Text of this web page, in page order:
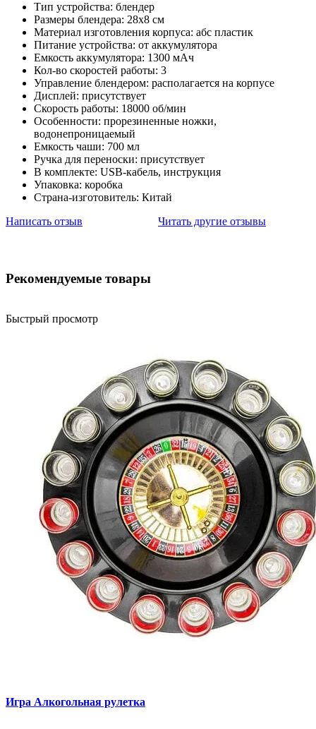
Тип устройства: блендер
Размеры блендера: 28х8 см
Материал изготовления корпуса: абс пластик
Питание устройства: от аккумулятора
Емкость аккумулятора: 1300 мАч
Кол-во скоростей работы: 3
Управление блендером: располагается на корпусе
Дисплей: присутствует
Скорость работы: 18000 об/мин
Особенности: прорезиненные ножки,
водонепроницаемый
Емкость чаши: 700 мл
Ручка для переноски: присутствует
В комплекте: USB-кабель, инструкция
Упаковка: коробка
Страна-изготовитель: Китай
Написать отзыв
Читать другие отзывы
Рекомендуемые товары
Быстрый просмотр
Игра Алкогольная рулетка